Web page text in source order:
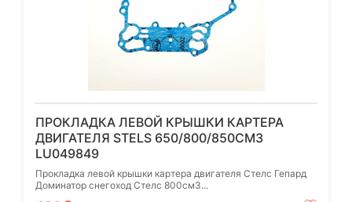
ПРОКЛАДКА ЛЕВОЙ КРЫШКИ КАРТЕРА
ДВИГАТЕЛЯ STELS 650/800/850СМ3
LU049849
Прокладка левой крышки картера двигателя Стелс Гепард
Доминатор снегоход Стелс 800см3...